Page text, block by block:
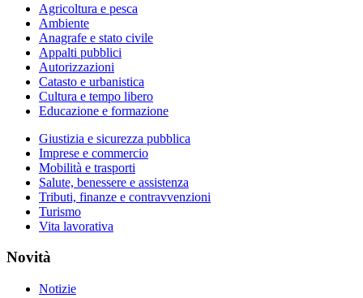
Agricoltura e pesca
Ambiente
Anagrafe e stato civile
Appalti pubblici
Autorizzazioni
Catasto e urbanistica
Cultura e tempo libero
Educazione e formazione
Giustizia e sicurezza pubblica
Imprese e commercio
Mobilità e trasporti
Salute, benessere e assistenza
Tributi, finanze e contravvenzioni
Turismo
Vita lavorativa
Novità
Notizie